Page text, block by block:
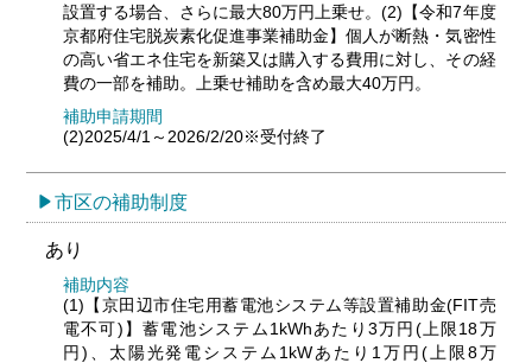
設置する場合、さらに最大80万円上乗せ。(2)【令和7年度
京都府住宅脱炭素化促進事業補助金】個人が断熱・気密性
の高い省エネ住宅を新築又は購入する費用に対し、その経
費の一部を補助。上乗せ補助を含め最大40万円。
補助申請期間
(2)2025/4/1～2026/2/20※受付終了
市区の補助制度
あり
補助内容
(1)【京田辺市住宅用蓄電池システム等設置補助金(FIT売
電不可)】蓄電池システム1kWhあたり3万円(上限18万
円)、太陽光発電システム1kWあたり1万円(上限8万